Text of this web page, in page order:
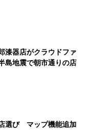
漆器店がクラウドファ
地震で朝市通りの店
選び マップ機能追加